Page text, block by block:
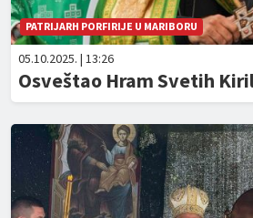
PATRIJARH PORFIRIJE U MARIBORU
05.10.2025. | 13:26
Osveštao Hram Svetih